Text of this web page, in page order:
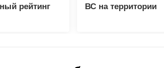
рейтинг
ВС на территории